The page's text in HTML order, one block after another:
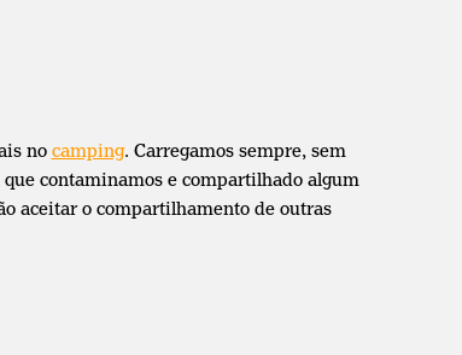
no camping. Carregamos sempre, sem
contaminamos e compartilhado algum
aceitar o compartilhamento de outras